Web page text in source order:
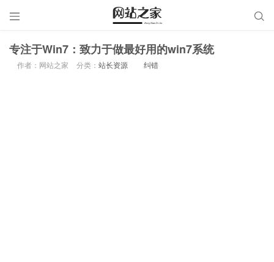
 
专注于Win7：致力于做最好用的win7系统
作者：网站之家 分类： 站长资源 纠错